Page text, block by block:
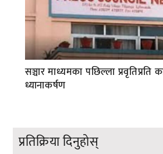
सञ्चार माध्यमका पछिल्ला प्रवृतिप्रति
ध्यानाकर्षण
प्रतिक्रिया दिनुहोस्